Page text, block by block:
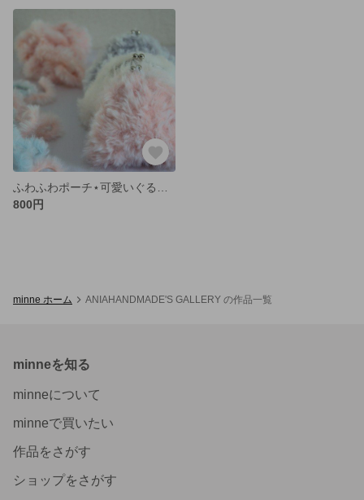
800円
minne ホーム ANIAHANDMADE'S GALLERY の作品一覧
minneを知る
minneについて
minneで買いたい
作品をさがす
ショップをさがす